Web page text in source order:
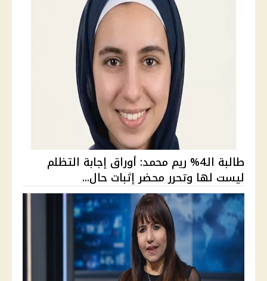
طالبة الـ4% ريم محمد: أوراق إجابة التظلم
ليست لها وتحرر محضر إثبات حال...